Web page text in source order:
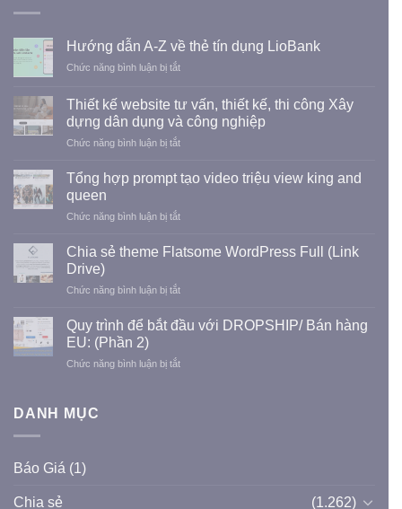
Hướng dẫn A-Z về thẻ tín dụng LioBank
Chức năng bình luận bị tắtở
A-
Z
về
tín
Thiết kế website tư vấn, thiết kế, thi công Xây
dựng dân dụng và công nghiệp
Chức năng bình luận bị tắtở
kế
website
vấn,
kế,
Xây
dân
Tổng hợp prompt tạo video triệu view king and
queen
Chức năng bình luận bị tắtở
hợp
video
view
queen
Chia sẻ theme Flatsome WordPress Full (Link
Drive)
Chức năng bình luận bị tắtở
sẻ
WordPress
Quy trình để bắt đầu với DROPSHIP/ Bán hàng
EU: (Phần 2)
Chức năng bình luận bị tắtở
DANH MỤC
Báo Giá (1)
Chia sẻ (1.262)